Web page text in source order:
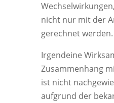
nicht nur mit der
gerechnet werden.
Irgendeine
Zusammenhang
ist nicht
aufgrund der